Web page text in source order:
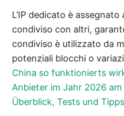
L’IP dedicato è
condiviso con altri,
condiviso è utilizzato da
potenziali blocchi o
China so funktionierts
Anbieter im Jahr 2026
Überblick, Tests und Tipps